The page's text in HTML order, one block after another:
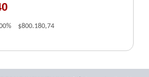
$800.180,74